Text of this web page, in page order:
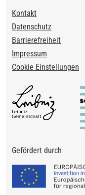
Footer
Kontakt
Datenschutz
Barrierefreiheit
Impressum
Cookie Einstellungen
Gefördert durch